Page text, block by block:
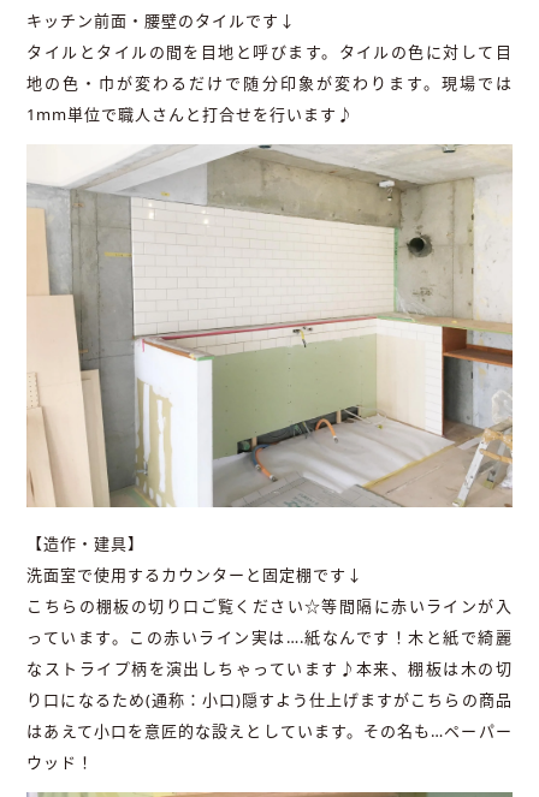
キッチン前面・腰壁のタイルです↓
タイルとタイルの間を目地と呼びます。タイルの色に対して目
地の色・巾が変わるだけで随分印象が変わります。現場では
1mm単位で職人さんと打合せを行います♪
【造作・建具】
洗面室で使用するカウンターと固定棚です↓
こちらの棚板の切り口ご覧ください☆等間隔に赤いラインが入
っています。この赤いライン実は….紙なんです！木と紙で綺麗
なストライプ柄を演出しちゃっています♪本来、棚板は木の切
り口になるため(通称：小口)隠すよう仕上げますがこちらの商品
はあえて小口を意匠的な設えとしています。その名も…ペーパー
ウッド！